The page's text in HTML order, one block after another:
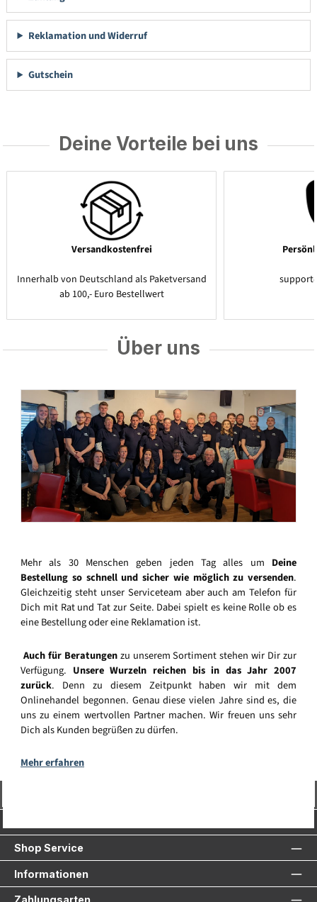
Reklamation und Widerruf
Gutschein
Deine Vorteile bei uns
Versandkostenfrei
Innerhalb von Deutschland als Paketversand
ab 100,- Euro Bestellwert
Über uns
Mehr als 30 Menschen geben jeden Tag alles um Deine
Bestellung so schnell und sicher wie möglich zu versenden.
Gleichzeitig steht unser Serviceteam aber auch am Telefon für
Dich mit Rat und Tat zur Seite. Dabei spielt es keine Rolle ob es
eine Bestellung oder eine Reklamation ist.
Auch für Beratungenzu unserem Sortiment stehen wir Dir zur
Verfügung. Unsere Wurzeln reichen bis in das Jahr 2007
zurück. Denn zu diesem Zeitpunkt haben wir mit dem
Onlinehandel begonnen. Genau diese vielen Jahre sind es, die
uns zu einem wertvollen Partner machen. Wir freuen uns sehr
Dich als Kunden begrüßen zu dürfen.
Mehr erfahren
Shop Service
Informationen
Zahlungsarten